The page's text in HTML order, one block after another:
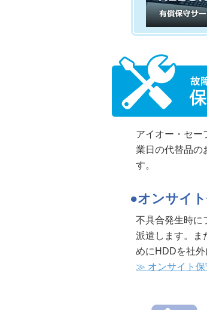
アイオー・セー
業日の代替品の
す。
オンサイ
不具合発生時に
派遣します。ま
めにHDDを社外
≫ オンサイト保